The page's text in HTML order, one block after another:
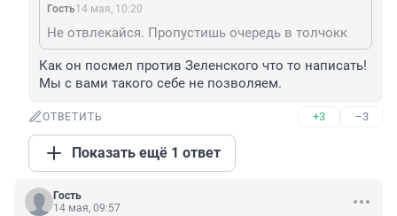
Гость14 мая, 10:20
Не отвлекайся. Пропустишь очередь в толчокк
Как он посмел против Зеленского что то написать!
Мы с вами такого себе не позволяем.
ОТВЕТИТЬ +3 –3
Показать ещё 1 ответ
Гость
14 мая, 09:57